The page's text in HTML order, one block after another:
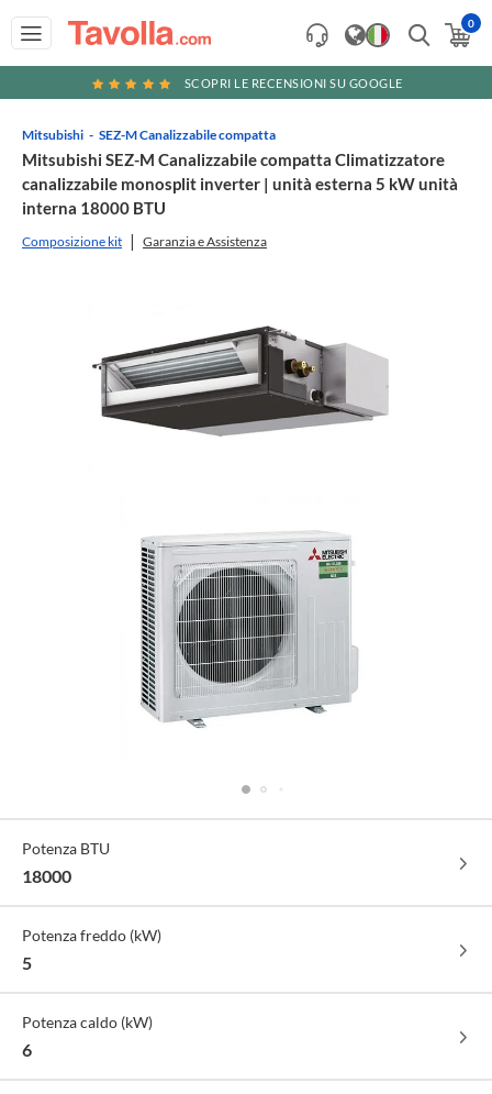
0
SCOPRI LE RECENSIONI SU GOOGLE
Mitsubishi SEZ-M Canalizzabile compatta
Mitsubishi SEZ-M Canalizzabile compatta Climatizzatore
canalizzabile monosplit inverter | unità esterna 5 kW unità
interna 18000 BTU
Composizione kit Garanzia e Assistenza
Specifiche
Tecniche
Potenza BTU
18000
Potenza freddo (kW)
5
Potenza caldo (kW)
6